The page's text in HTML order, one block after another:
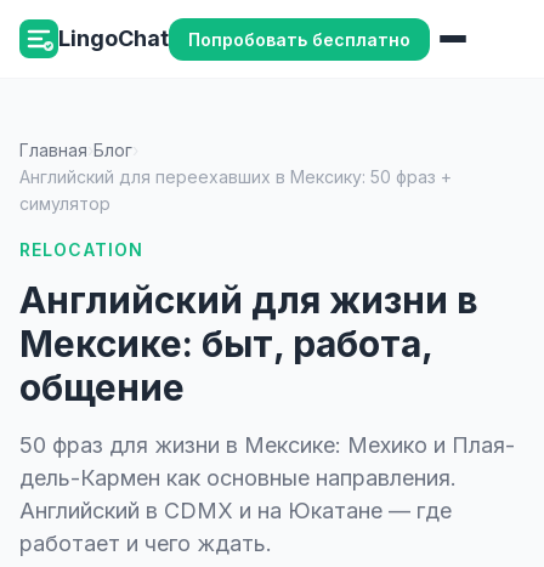
LingoChat Попробовать бесплатно
Главная Блог
Английский для переехавших в Мексику: 50 фраз +
симулятор
RELOCATION
Английский для жизни в
Мексике: быт, работа,
общение
50 фраз для жизни в Мексике: Мехико и Плая-
дель-Кармен как основные направления.
Английский в CDMX и на Юкатане — где
работает и чего ждать.